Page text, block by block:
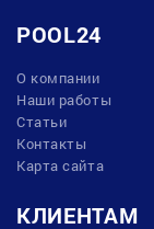
POOL24
О компании
Наши работы
Статьи
Контакты
Карта сайта
КЛИЕНТАМ